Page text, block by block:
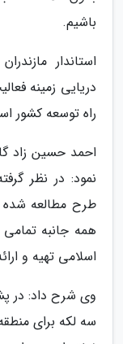
باشیم.
استاندار
دریایی زمینه
راه توسعه کشور
احمد حسین زاد
نمود: در نظر
طرح مطالعه شده
همه جانبه
اسلامی تهیه و
وی شرح داد: در
سه لکه برای